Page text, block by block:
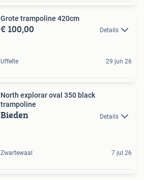
Grote trampoline 420cm
€ 100,00 Details
Uffelte 29 jun 26
North explorar oval 350 black
trampoline
Bieden Details
Zwartewaal 7 jul 26